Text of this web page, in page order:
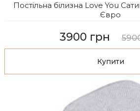
Постільна білизна Love You
Євро
3900 грн
Купити